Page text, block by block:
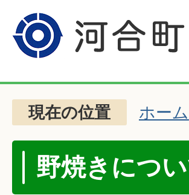
現在の位置 ホーム
野焼きにつ